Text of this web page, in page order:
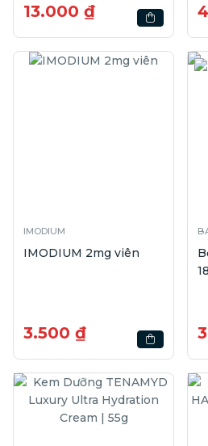
13.000 ₫
IMODIUM
IMODIUM 2mg viên
3.500 ₫